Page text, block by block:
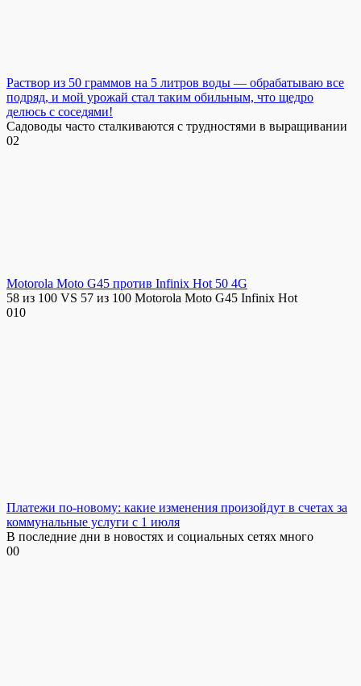
Раствор из 50 граммов на 5 литров воды — обрабатываю все
подряд, и мой урожай стал таким обильным, что щедро
делюсь с соседями!
Садоводы часто сталкиваются с трудностями в выращивании
02
Motorola Moto G45 против Infinix Hot 50 4G
58 из 100 VS 57 из 100 Motorola Moto G45 Infinix Hot
010
Платежи по-новому: какие изменения произойдут в счетах за
коммунальные услуги с 1 июля
В последние дни в новостях и социальных сетях много
00